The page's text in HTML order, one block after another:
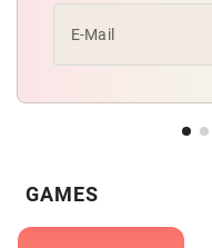
E-Mail
GAMES